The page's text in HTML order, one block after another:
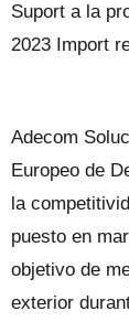
Suport a la
2023 Import
Adecom
Europeo de
la
puesto en
objetivo de
exterior